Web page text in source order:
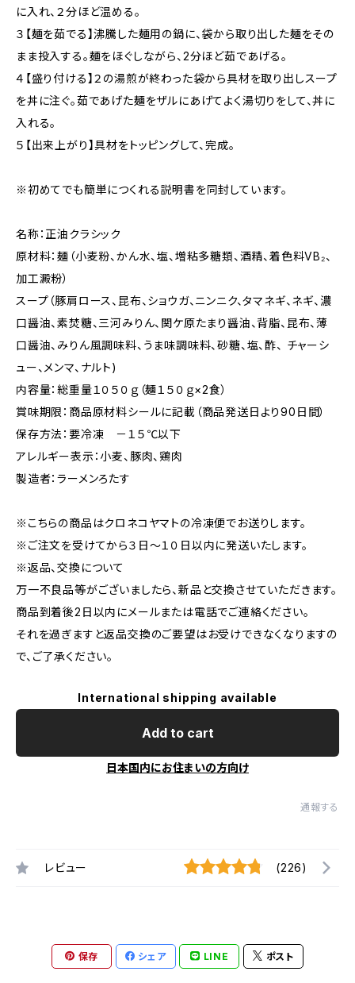
に入れ、２分ほど温める。
３【麺を茹でる】沸騰した麺用の鍋に、袋から取り出した麺をその
まま投入する。麺をほぐしながら、2分ほど茹であげる。
４【盛り付ける】２の湯煎が終わった袋から具材を取り出しスープ
を丼に注ぐ。茹であげた麺をザルにあげてよく湯切りをして、丼に
入れる。
５【出来上がり】具材をトッピングして、完成。
※初めてでも簡単につくれる説明書を同封しています。
名称：正油クラシック
原材料：麺（小麦粉、かん水、塩、増粘多糖類、酒精、着色料VB₂、
加工澱粉）
スープ（豚肩ロース、昆布、ショウガ、ニンニク、タマネギ、ネギ、濃
口醤油、素焚糖、三河みりん、関ケ原たまり醤油、背脂、昆布、薄
口醤油、みりん風調味料、うま味調味料、砂糖、塩、酢、 チャーシ
ュー、メンマ、ナルト)
内容量：総重量１０５０ｇ（麺１５０ｇ×2食）
賞味期限：商品原材料シールに記載（商品発送日より90日間）
保存方法：要冷凍 －１５℃以下
アレルギー表示：小麦、豚肉、鶏肉
製造者：ラーメンろたす
※こちらの商品はクロネコヤマトの冷凍便でお送りします。
※ご注文を受けてから３日～１０日以内に発送いたします。
※返品、交換について
万一不良品等がございましたら、新品と交換させていただきます。
商品到着後2日以内にメールまたは電話でご連絡ください。
それを過ぎますと返品交換のご要望はお受けできなくなりますの
で、ご了承ください。
International shipping available
Add to cart
日本国内にお住まいの方向け
通報する
レビュー (226)
保存 シェア LINE ポスト